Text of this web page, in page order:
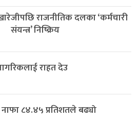
राजनीतिक दलका ‘कर्मचारी
संयन्त्र’ निष्क्रिय
राहत देउ
८४.४५ प्रतिशतले बढ्यो